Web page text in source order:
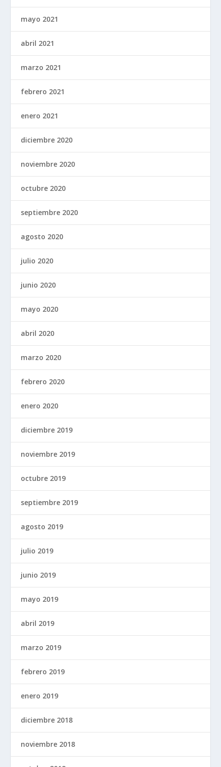
mayo 2021
abril 2021
marzo 2021
febrero 2021
enero 2021
diciembre 2020
noviembre 2020
octubre 2020
septiembre 2020
agosto 2020
julio 2020
junio 2020
mayo 2020
abril 2020
marzo 2020
febrero 2020
enero 2020
diciembre 2019
noviembre 2019
octubre 2019
septiembre 2019
agosto 2019
julio 2019
junio 2019
mayo 2019
abril 2019
marzo 2019
febrero 2019
enero 2019
diciembre 2018
noviembre 2018